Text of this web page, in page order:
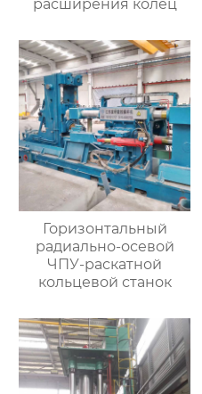
расширения колец
Горизонтальный
радиально-осевой
ЧПУ-раскатной
кольцевой станок